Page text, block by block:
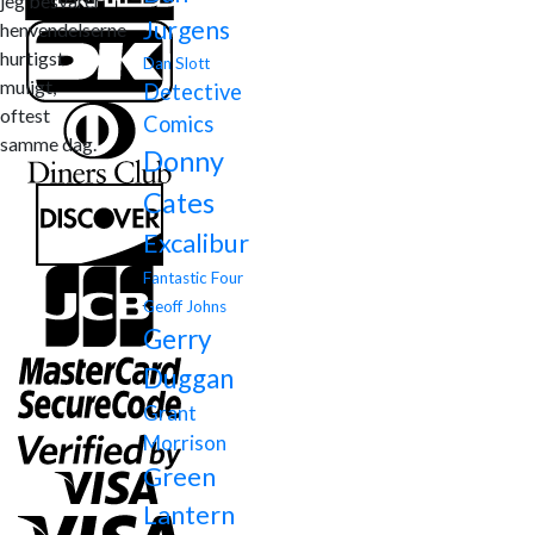
henvendelserne
hurtigst
muligt,
oftest
samme dag.
Jurgens
Dan Slott
Detective
Comics
Donny
Cates
Excalibur
Fantastic Four
Geoff Johns
Gerry
Duggan
Grant
Morrison
Green
Lantern